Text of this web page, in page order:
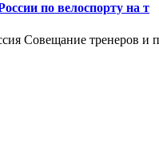
по велоспорту на т
Совещание тренеров и